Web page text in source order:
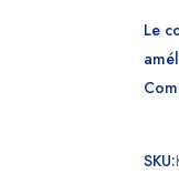
Le
SKU: